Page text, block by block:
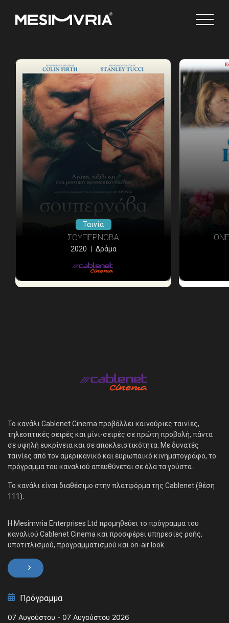
Channels
Εταιρεία
Πελάτες
Επικοινωνία
Ταινία
ΣΟΥΠΕΡΝΟΒΑ
2020 Δράμα
Το κανάλι Cablenet Cinema προβάλλει καινούριες ταινίες,
τηλεοπτικές σειρές και μίνι-σειρές σε πρώτη προβολή, πάντα
σε υψηλή ευκρίνεια και σε αποκλειστικότητα. Με δυνατές
ταινίες από τον αμερικανικό και ευρωπαϊκό κινηματογράφο, το
πρόγραμμα του καναλιού απευθύνεται σε όλα τα γούστα.
Το κανάλι είναι διαθέσιμο στην πλατφόρμα της Cablenet (θέση
111).
Η Mesimvria Enterprises Ltd προμηθεύει το πρόγραμμα του
καναλιού Cablenet Cinema και προσφέρει υπηρεσίες ροής,
υποτιτλισμού, προγραμματισμού και on-air look.
Πρόγραμμα
07 Αυγούστου - 07 Αυγούστου 2026